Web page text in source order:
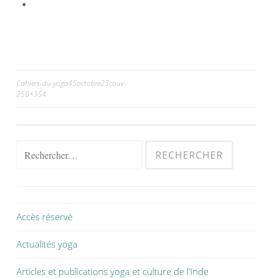
Cahiers-du-yoga45octobre23couv-
250×354
Accès réservé
Actualités yoga
Articles et publications yoga et culture de l'Inde